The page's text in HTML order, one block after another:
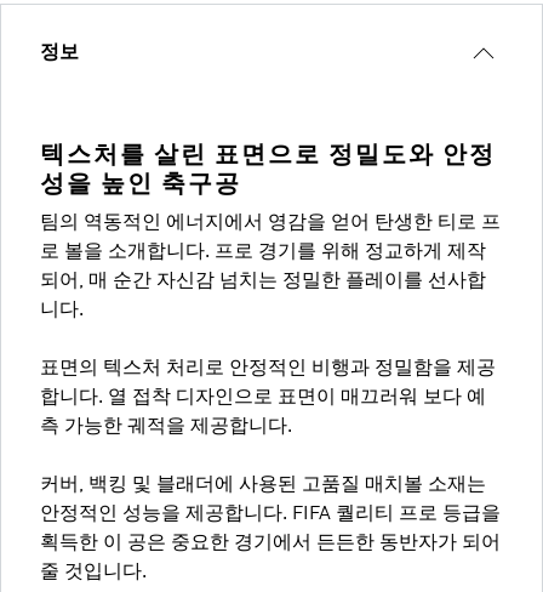
정보
텍스처를 살린 표면으로 정밀도와 안정
성을 높인 축구공
팀의 역동적인 에너지에서 영감을 얻어 탄생한 티로 프
로 볼을 소개합니다. 프로 경기를 위해 정교하게 제작
되어, 매 순간 자신감 넘치는 정밀한 플레이를 선사합
니다.
표면의 텍스처 처리로 안정적인 비행과 정밀함을 제공
합니다. 열 접착 디자인으로 표면이 매끄러워 보다 예
측 가능한 궤적을 제공합니다.
커버, 백킹 및 블래더에 사용된 고품질 매치볼 소재는
안정적인 성능을 제공합니다. FIFA 퀄리티 프로 등급을
획득한 이 공은 중요한 경기에서 든든한 동반자가 되어
줄 것입니다.